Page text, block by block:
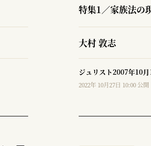
特集1／家族法の
大村 敦志
ジュリスト2007年10
2022年 10月27日 10:00 公開